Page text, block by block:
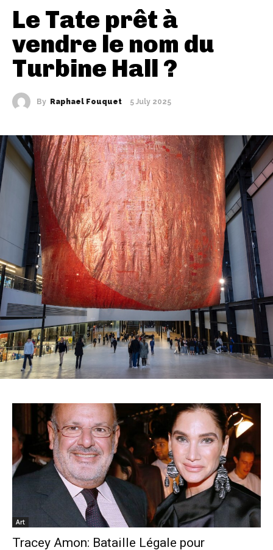
Le Tate prêt à
vendre le nom du
Turbine Hall ?
By Raphael Fouquet 5 July 2025
Art
Tracey Amon: Bataille Légale pour